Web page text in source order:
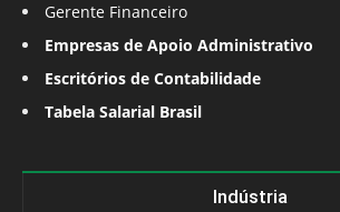
Gerente Financeiro
Empresas de Apoio Administrativo
Escritórios de Contabilidade
Tabela Salarial Brasil
Indústria